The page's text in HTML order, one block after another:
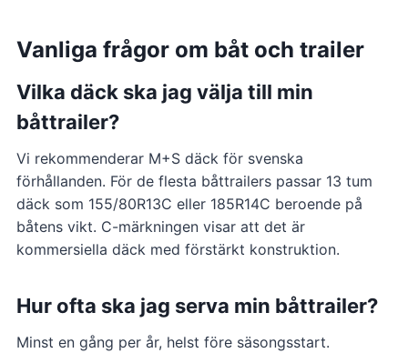
Vanliga frågor om båt och trailer
Vilka däck ska jag välja till min
båttrailer?
Vi rekommenderar M+S däck för svenska
förhållanden. För de flesta båttrailers passar 13 tum
däck som 155/80R13C eller 185R14C beroende på
båtens vikt. C-märkningen visar att det är
kommersiella däck med förstärkt konstruktion.
Hur ofta ska jag serva min båttrailer?
Minst en gång per år, helst före säsongsstart.